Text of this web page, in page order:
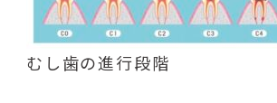
むし歯の進行段階